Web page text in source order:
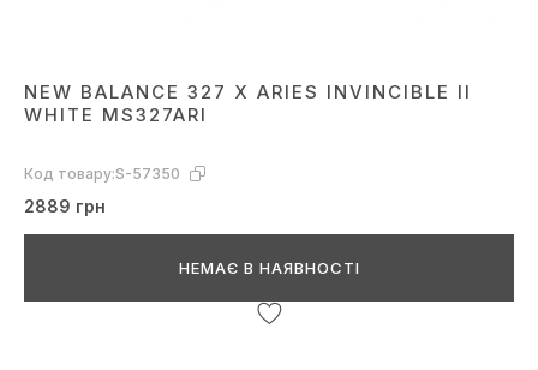
NEW BALANCE 327 X ARIES INVINCIBLE II
WHITE MS327ARI
Код товару:S-57350
2889 грн
НЕМАЄ В НАЯВНОСТІ